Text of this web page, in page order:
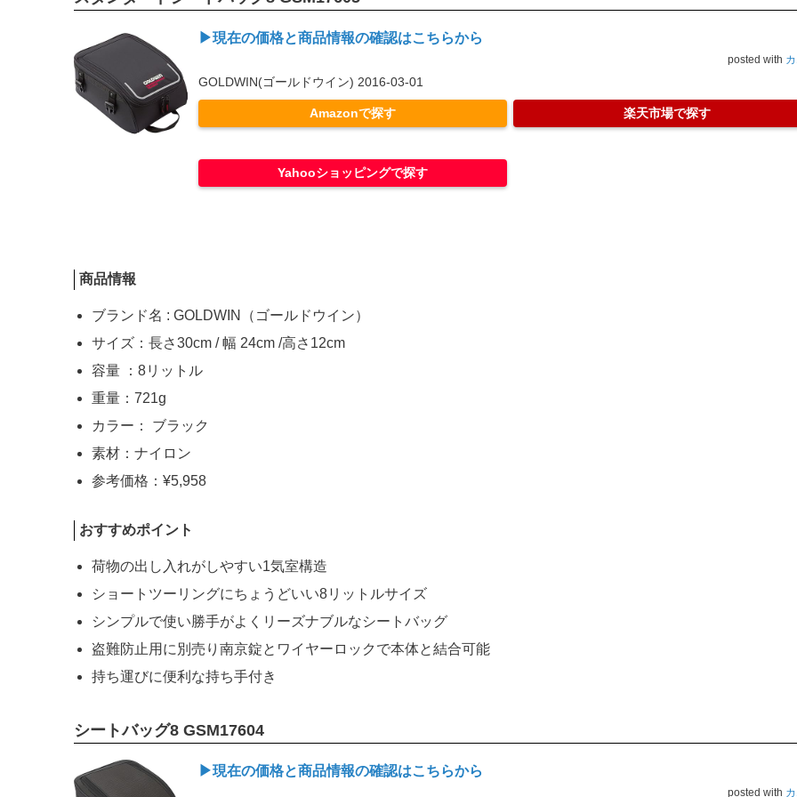
▶現在の価格と商品情報の確認はこちらから
posted with
GOLDWIN(ゴールドウイン) 2016-03-01
Amazonで探す 楽天市場で探す
Yahooショッピングで探す
商品情報
ブランド名 : GOLDWIN（ゴールドウイン）
サイズ：長さ30cm / 幅 24cm /高さ12cm
容量 ：8リットル
重量：721g
カラー： ブラック
素材：ナイロン
参考価格：¥5,958
おすすめポイント
荷物の出し入れがしやすい1気室構造
ショートツーリングにちょうどいい8リットルサイズ
シンプルで使い勝手がよくリーズナブルなシートバッグ
盗難防止用に別売り南京錠とワイヤーロックで本体と結合可能
持ち運びに便利な持ち手付き
シートバッグ8 GSM17604
▶現在の価格と商品情報の確認はこちらから
posted with